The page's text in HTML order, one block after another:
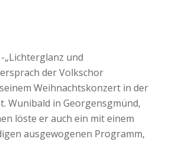
-„Lichterglanz und
der Volkschor
Weihnachtskonzert in der
Wunibald in Georgensgmünd,
löste er auch ein mit einem
ausgewogenen Programm,